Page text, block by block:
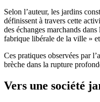
Selon l’auteur, les jardins
définissent à travers cette
des échanges marchands
fabrique libérale de la ville »
Ces pratiques observées par
brèche dans la rupture
Vers une société